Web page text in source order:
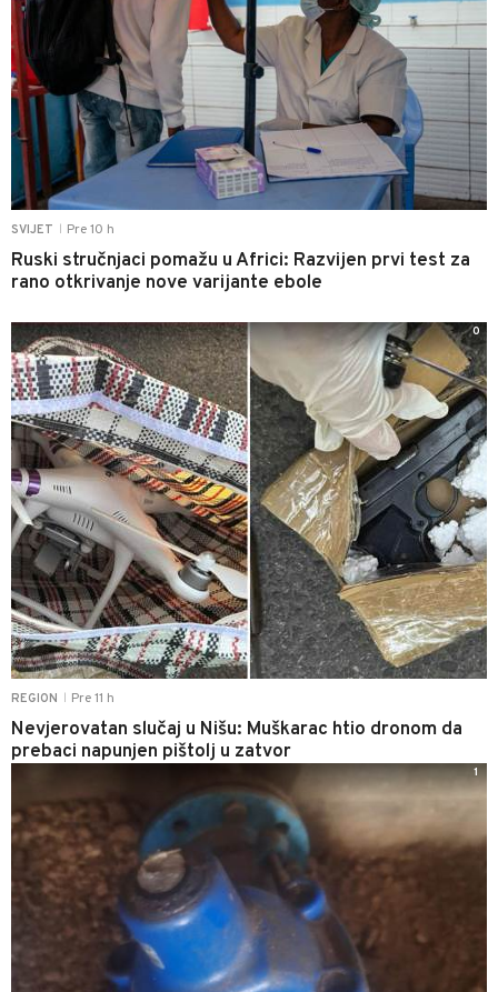
SVIJET Pre 10 h
Ruski stručnjaci pomažu u Africi: Razvijen prvi test za
rano otkrivanje nove varijante ebole
REGION Pre 11 h
Nevjerovatan slučaj u Nišu: Muškarac htio dronom da
prebaci napunjen pištolj u zatvor
0
1